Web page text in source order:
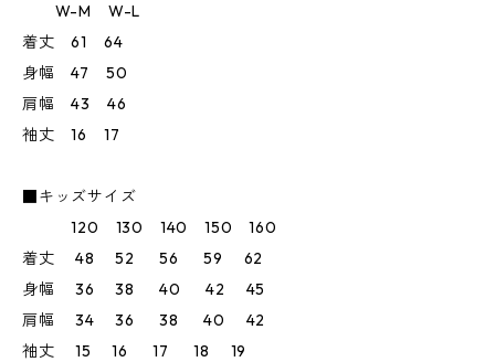
W-M W-L
着丈 61 64
身幅 47 50
肩幅 43 46
袖丈 16 17
■キッズサイズ
120 130 140 150 160
着丈 48 52 56 59 62
身幅 36 38 40 42 45
肩幅 34 36 38 40 42
袖丈 15 16 17 18 19